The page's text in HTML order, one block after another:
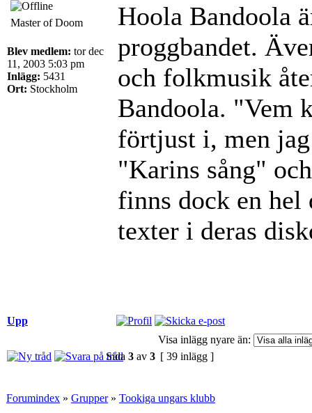
Master of Doom
Blev medlem: tor dec
11, 2003 5:03 pm
Inlägg: 5431
Ort: Stockholm
Hoola Bandoola
proggbandet.
och folkmusik
Bandoola. "Vem
förtjust i, men
"Karins sång"
finns dock en
texter i deras
Upp
Visa inlägg nyare än:
Sida 3 av 3 [ 39 inlägg ]
Forumindex » Grupper» Tookiga ungars klubb